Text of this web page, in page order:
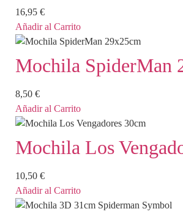
16,95 €
Añadir al Carrito
Mochila SpiderMan
8,50 €
Añadir al Carrito
Mochila Los
10,50 €
Añadir al Carrito